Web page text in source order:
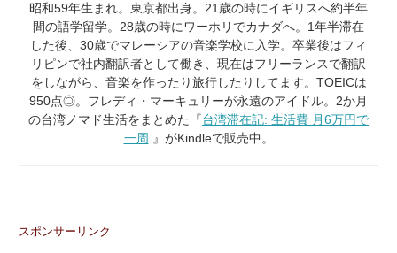
昭和59年生まれ。東京都出身。21歳の時にイギリスへ約半年
間の語学留学。28歳の時にワーホリでカナダへ。1年半滞在
した後、30歳でマレーシアの音楽学校に入学。卒業後はフィ
リピンで社内翻訳者として働き、現在はフリーランスで翻訳
をしながら、音楽を作ったり旅行したりしてます。TOEICは
950点◎。フレディ・マーキュリーが永遠のアイドル。2か月
の台湾ノマド生活をまとめた『台湾滞在記: 生活費 月6万円で
一周 』がKindleで販売中。
スポンサーリンク